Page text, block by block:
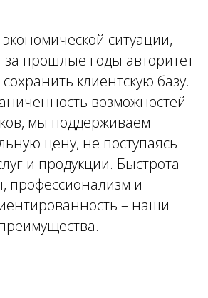
ситуации,
прошлые годы авторитет
клиентскую базу.
возможностей
мы поддерживаем
цену, не поступаясь
и продукции. Быстрота
профессионализм и
– наши